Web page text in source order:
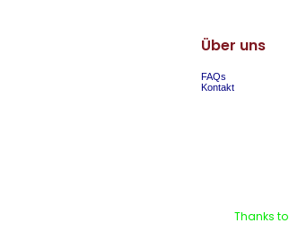
Über uns
FAQs
Kontakt
Thanks to